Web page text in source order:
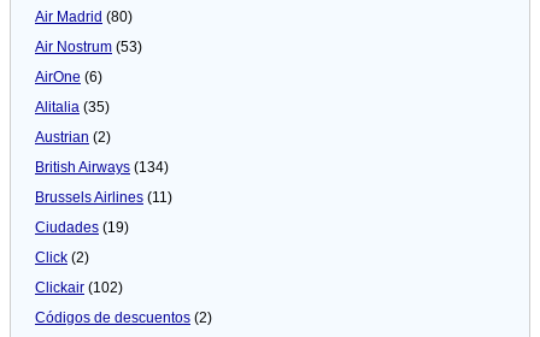
Air Madrid (80)
Air Nostrum (53)
AirOne (6)
Alitalia (35)
Austrian (2)
British Airways (134)
Brussels Airlines (11)
Ciudades (19)
Click (2)
Clickair (102)
Códigos de descuentos (2)